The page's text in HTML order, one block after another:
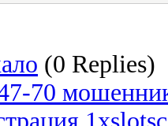
(0 Replies)
70